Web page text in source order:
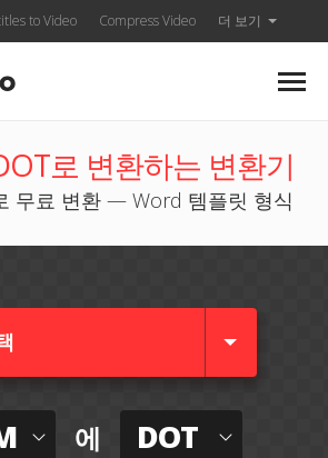
to Video Compress Video 더 보기
로 변환하는 변환기
무료 변환 — Word 템플릿 형식
에 DOT